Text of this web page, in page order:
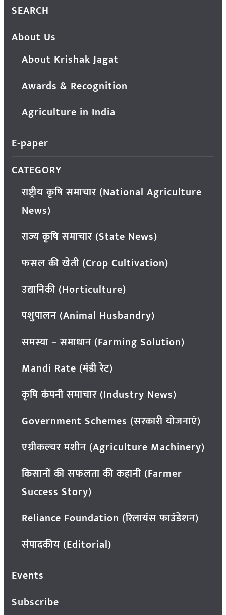
SEARCH
About Us
About Krishak Jagat
Awards & Recognition
Agriculture in India
E-paper
CATEGORY
राष्ट्रीय कृषि समाचार (National Agriculture
News)
राज्य कृषि समाचार (State News)
फसल की खेती (Crop Cultivation)
उद्यानिकी (Horticulture)
पशुपालन (Animal Husbandry)
समस्या – समाधान (Farming Solution)
Mandi Rate (मंडी रेट)
कृषि कंपनी समाचार (Industry News)
Government Schemes (सरकारी योजनाएं)
एग्रीकल्चर मशीन (Agriculture Machinery)
किसानों की सफलता की कहानी (Farmer
Success Story)
Reliance Foundation (रिलायंस फाउंडेशन)
संपादकीय (Editorial)
Events
Subscribe